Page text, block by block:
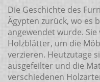
Die Geschichte des
Ägypten zurück, wo es
angewendet wurde.
Holzblätter, um die
verzieren. Heutzutage
ausgefeilter und die
verschiedenen